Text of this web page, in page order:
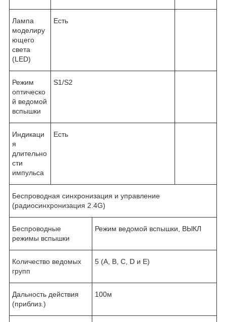
Лампа
моделиру
ющего
света
(LED)
Есть
Режим
оптическо
й ведомой
вспышки
S1/S2
Индикаци
я
длительно
сти
импульса
Есть
Беспроводная синхронизация и управление
(радиосинхронизация 2.4G)
Беспроводные
режимы вспышки
Режим ведомой вспышки, ВЫКЛ
Количество ведомых
групп
5 (A, B, C, D и E)
Дальность действия
(приблиз.)
100м